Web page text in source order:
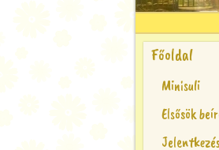
Főoldal
Minisuli
Elsősök